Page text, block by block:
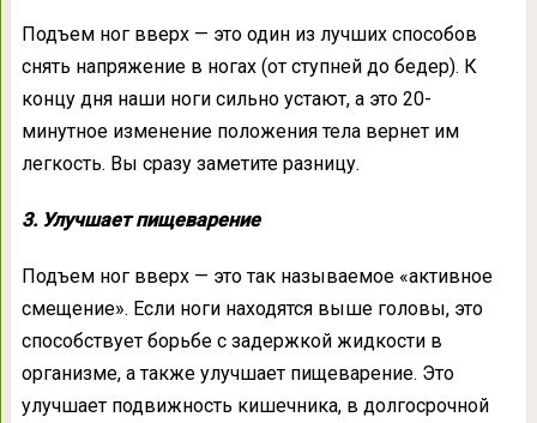
Подъем ног вверх — это один из лучших способов
снять напряжение в ногах (от ступней до бедер). К
концу дня наши ноги сильно устают, а это 20-
минутное изменение положения тела вернет им
легкость. Вы сразу заметите разницу.
3. Улучшает пищеварение
Подъем ног вверх — это так называемое «активное
смещение». Если ноги находятся выше головы, это
способствует борьбе с задержкой жидкости в
организме, а также улучшает пищеварение. Это
улучшает подвижность кишечника, в долгосрочной